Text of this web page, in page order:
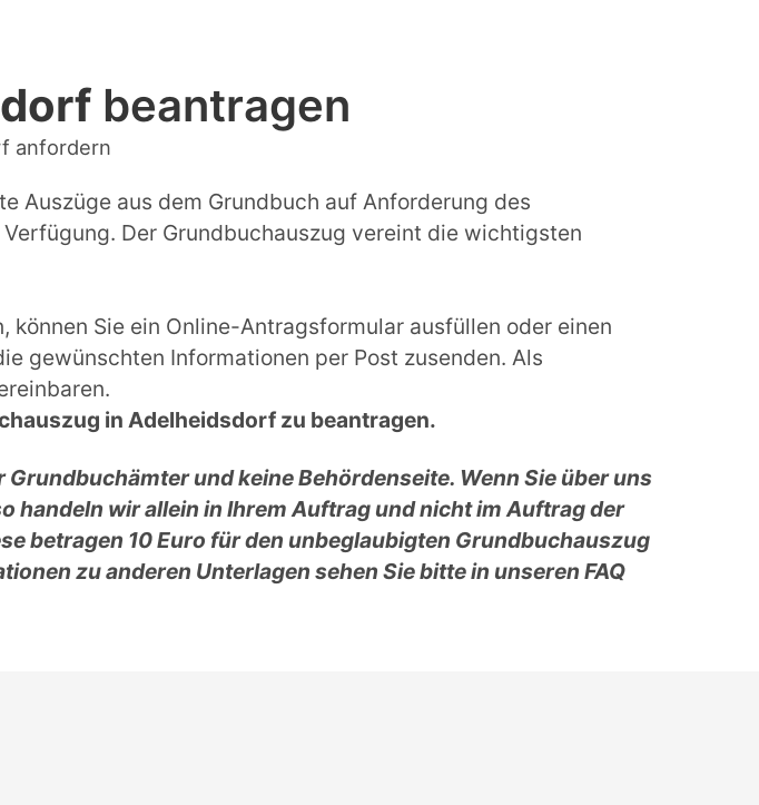
beantragen
anfordern
Auszüge aus dem Grundbuch auf Anforderung des
Der Grundbuchauszug vereint die wichtigsten
Sie ein Online-Antragsformular ausfüllen oder einen
gewünschten Informationen per Post zusenden. Als
in Adelheidsdorf zu beantragen.
und keine Behördenseite. Wenn Sie über uns
handeln wir allein in Ihrem Auftrag und nicht im Auftrag der
betragen 10 Euro für den unbeglaubigten Grundbuchauszug
zu anderen Unterlagen sehen Sie bitte in unseren FAQ